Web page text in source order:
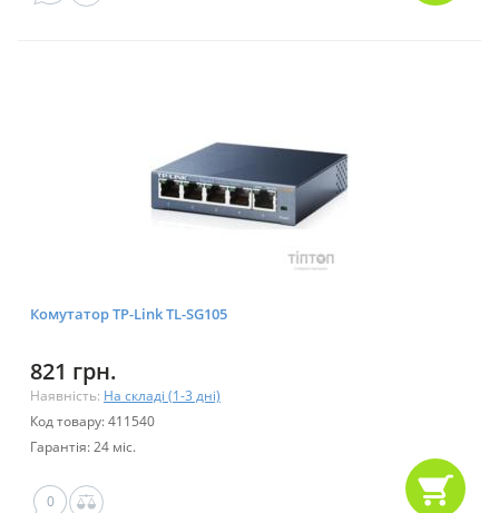
Комутатор TP-Link TL-SG105
821 грн.
Наявність: На складі (1-3 дні)
Код товару: 411540
Гарантія: 24 міс.
0